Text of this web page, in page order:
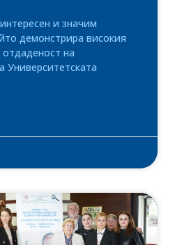
и значим
демонстрира високия
на
Университетската